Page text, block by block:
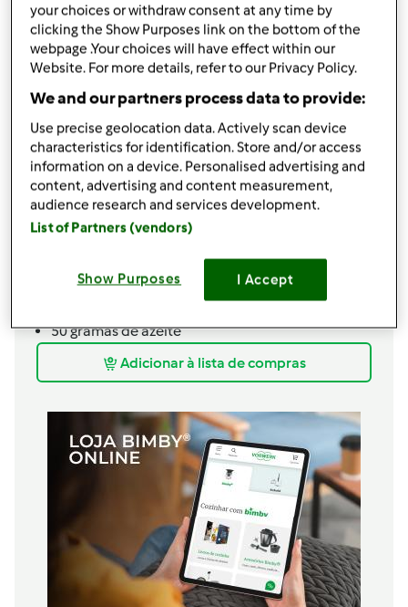
Ingredientes
Para a massa mãe:
100 gramas de água
10 gramas de fermento de padeiro
180 gramas de farinha 65
1 colher de chá de sal
Para o pão:
30 gramas de fermento de padeiro
430 gramas de farinha tipo 65
50 gramas de azeite
Adicionar à lista de compras
your choices or withdraw consent at any time by
clicking the Show Purposes link on the bottom of the
webpage .Your choices will have effect within our
Website. For more details, refer to our Privacy Policy.
We and our partners process data to provide:
Use precise geolocation data. Actively scan device
characteristics for identification. Store and/or access
information on a device. Personalised advertising and
content, advertising and content measurement,
audience research and services development.
List of Partners (vendors)
Show Purposes I Accept